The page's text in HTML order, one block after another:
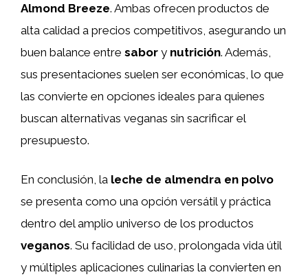
Almond Breeze. Ambas ofrecen productos de
alta calidad a precios competitivos, asegurando un
buen balance entre sabor y nutrición. Además,
sus presentaciones suelen ser económicas, lo que
las convierte en opciones ideales para quienes
buscan alternativas veganas sin sacrificar el
presupuesto.
En conclusión, la leche de almendra en polvo
se presenta como una opción versátil y práctica
dentro del amplio universo de los productos
veganos. Su facilidad de uso, prolongada vida útil
y múltiples aplicaciones culinarias la convierten en